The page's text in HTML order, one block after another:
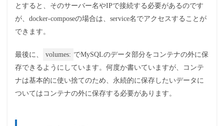
とすると、そのサーバー名やIPで接続する必要があるのです
が、docker-composeの場合は、service名でアクセスすることが
できます。
最後に、 volumes: でMySQLのデータ部分をコンテナの外に保
存できるようにしています。何度か書いていますが、コンテ
ナは基本的に使い捨てのため、永続的に保存したいデータに
ついてはコンテナの外に保存する必要があります。